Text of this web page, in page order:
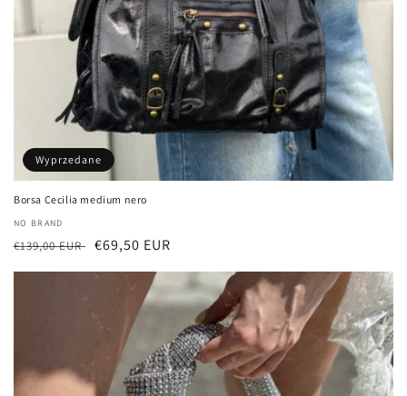
Wyprzedane
Borsa Cecilia medium nero
Dostawca:
NO BRAND
Cena
€139,00 EUR Cena
€69,50 EUR